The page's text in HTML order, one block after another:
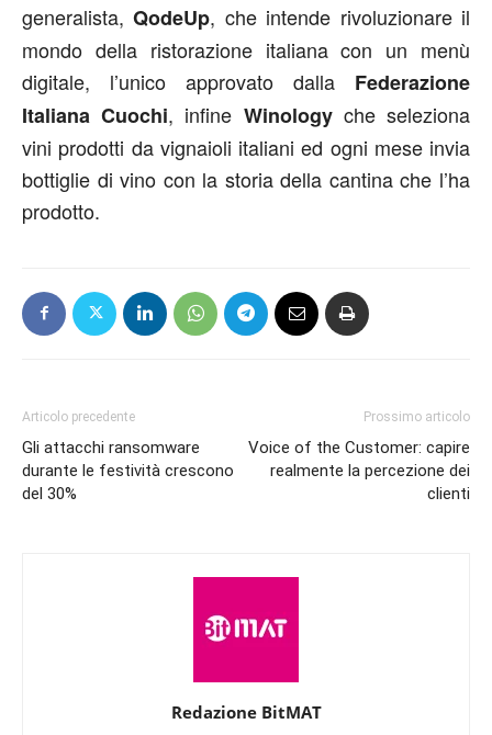
generalista,QodeUp, che intende rivoluzionare il
mondo della ristorazione italiana con un menù
digitale, l’unico approvato dalla Federazione
Italiana Cuochi, infine Winologyche seleziona
vini prodotti da vignaioli italiani ed ogni mese invia
bottiglie di vino con la storia della cantina che l’ha
prodotto.
Articolo precedente
Gli attacchi ransomware
durante le festività crescono
del 30%
Prossimo articolo
Voice of the Customer: capire
realmente la percezione dei
clienti
Redazione BitMAT